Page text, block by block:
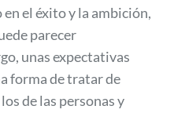
el éxito y la ambición,
parecer
unas expectativas
forma de tratar de
de las personas y